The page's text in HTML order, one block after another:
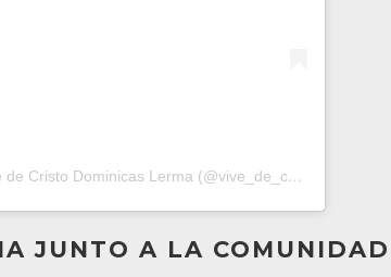
Una publicación compartida de Vive de Cristo Dominicas Lerma (@vive_de_cristo_dominicas_lerma)
JUNTO A LA COMUNIDAD